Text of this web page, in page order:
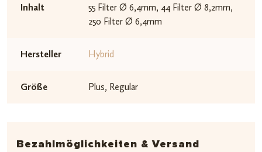
Inhalt
55 Filter Ø 6,4mm, 44 Filter Ø 8,2mm,
250 Filter Ø 6,4mm
Hersteller Hybrid
Größe Plus, Regular
Bezahlmöglichkeiten & Versand